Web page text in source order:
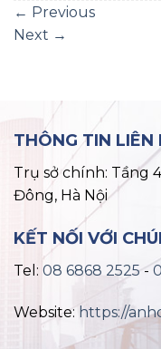
← Previous
Next →
THÔNG TIN LIÊN
Trụ sở chính: Tầng
Đông, Hà Nội
KẾT NỐI VỚI
Tel: 08 6868 2525-
Website: https://